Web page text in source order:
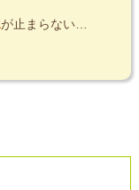
が止まらない…